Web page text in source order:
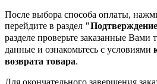
После выбора способа оплаты,
перейдите в раздел
разделе проверьте заказанные Вами
данные и ознакомьтесь с условиями
возврата товара.
Для окончательного завершения